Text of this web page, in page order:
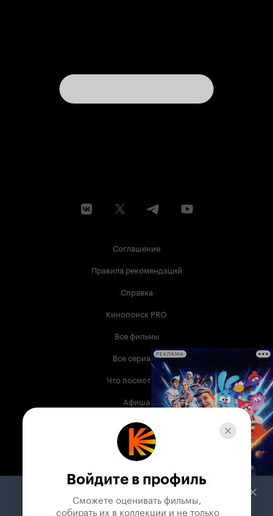
Соглашение
Правила рекомендаций
Справка
Кинопоиск PRO
Все фильмы
Все сериалы
Что посмотреть
Афиша
Музыка
Телепрограмма
Служба поддержки
РЕКЛАМА
Войдите в профиль
Сможете оценивать фильмы,
собирать их в коллекции и не только